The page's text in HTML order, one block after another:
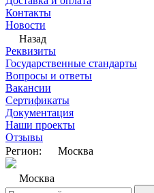
Контакты
Новости
Назад
Реквизиты
Государственные стандарты
Вопросы и ответы
Вакансии
Сертификаты
Документация
Наши проекты
Отзывы
Регион:
Москва
Москва